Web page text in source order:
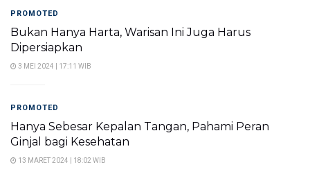
PROMOTED
Bukan Hanya Harta, Warisan Ini Juga Harus
Dipersiapkan
3 MEI 2024 | 17:11 WIB
PROMOTED
Hanya Sebesar Kepalan Tangan, Pahami Peran
Ginjal bagi Kesehatan
13 MARET 2024 | 18:02 WIB